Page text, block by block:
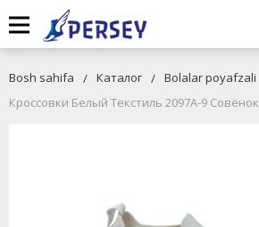
Bosh sahifa Каталог Bolalar poyafzali
Кроссовки Белый Текстиль 2097A-9 Совёнок